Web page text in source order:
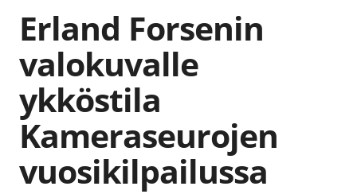
Erland Forsenin
valokuvalle
ykköstila
Kameraseurojen
vuosikilpailussa